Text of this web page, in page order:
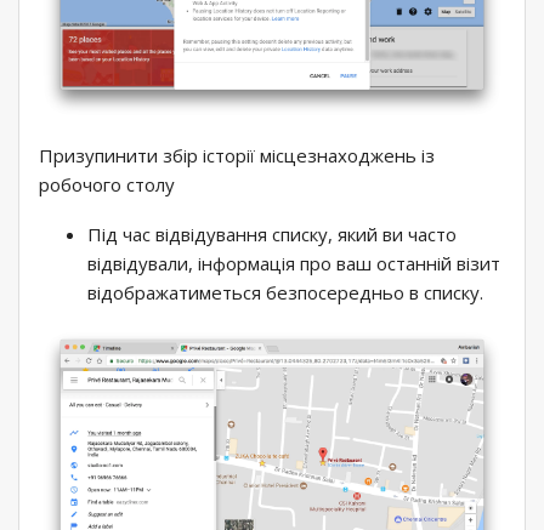
Призупинити збір історії місцезнаходжень із
робочого столу
Під час відвідування списку, який ви часто
відвідували, інформація про ваш останній візит
відображатиметься безпосередньо в списку.